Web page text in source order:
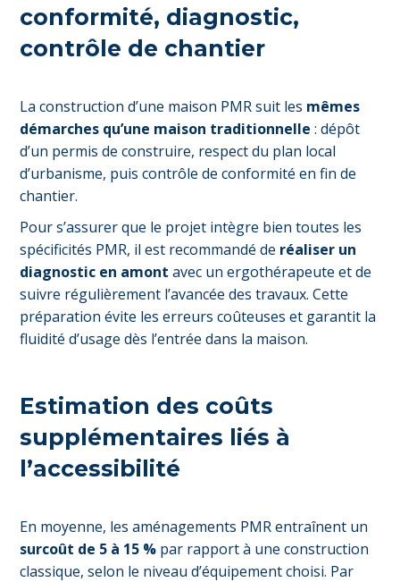
conformité, diagnostic,
contrôle de chantier
La construction d’une maison PMR suit les mêmes
démarches qu’une maison traditionnelle : dépôt
d’un permis de construire, respect du plan local
d’urbanisme, puis contrôle de conformité en fin de
chantier.
Pour s’assurer que le projet intègre bien toutes les
spécificités PMR, il est recommandé de réaliser un
diagnostic en amont avec un ergothérapeute et de
suivre régulièrement l’avancée des travaux. Cette
préparation évite les erreurs coûteuses et garantit la
fluidité d’usage dès l’entrée dans la maison.
Estimation des coûts
supplémentaires liés à
l’accessibilité
En moyenne, les aménagements PMR entraînent un
surcoût de 5 à 15 % par rapport à une construction
classique, selon le niveau d’équipement choisi. Par